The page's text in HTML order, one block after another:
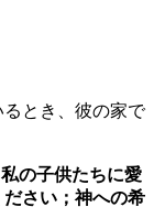
とき、彼の家で
の子供たちに愛
さい；神への希